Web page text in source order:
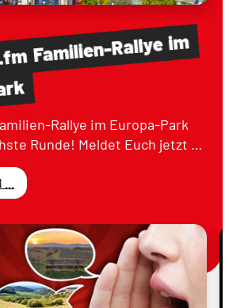
Familien-Rallyeim
Rallye im Europa-Park
Runde! Meldet Euch jetzt …